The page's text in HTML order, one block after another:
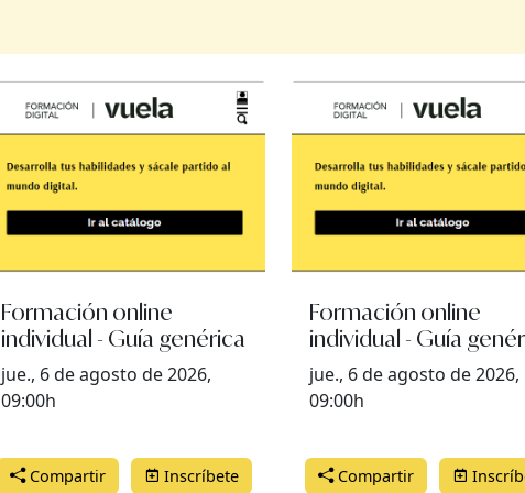
Formación online
individual - Guía genérica
jue., 6 de agosto de 2026,
09:00h
Compartir Inscríbete
Formación online
individual - Guía
jue., 6 de agosto de 2026,
09:00h
Compartir